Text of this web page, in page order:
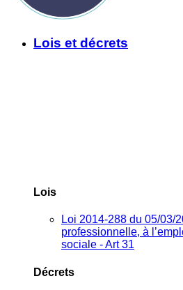
Lois et décrets
Lois
Loi 2014-288 du 05/03/
professionnelle, à
sociale - Art 31
Décrets